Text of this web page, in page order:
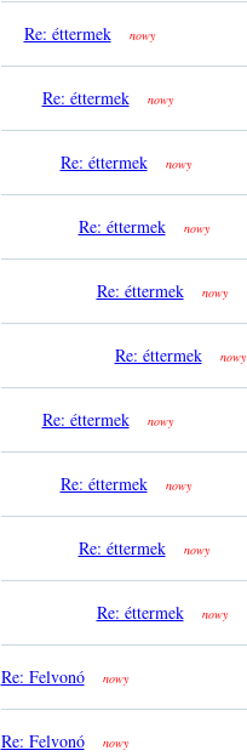
Re: éttermek nowy
Re: éttermek nowy
Re: éttermek nowy
Re: éttermek nowy
Re: éttermek nowy
Re: éttermek nowy
Re: éttermek nowy
Re: éttermek nowy
Re: éttermek nowy
Re: éttermek nowy
Re: Felvonó nowy
Re: Felvonó nowy